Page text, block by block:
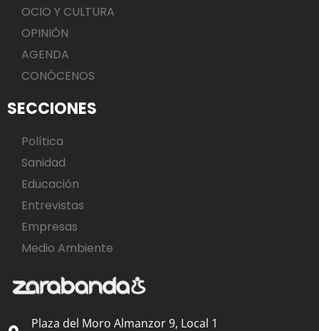
OCIO Y CULTURA
OPINIÓN
AGENDA
CONÓCENOS
SECCIONES
Política
Sanidad
Educación
Entrevistas
Empresas
Medio Ambiente
Plaza del Moro Almanzor 9, Local 1